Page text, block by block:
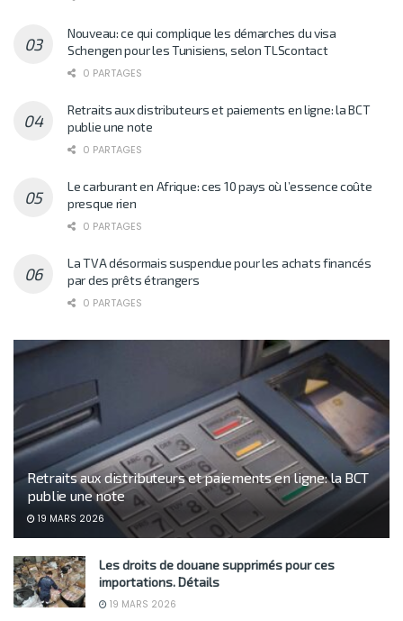
Nouveau: ce qui complique les démarches du visa
Schengen pour les Tunisiens, selon TLScontact
0 PARTAGES
Retraits aux distributeurs et paiements en ligne: la BCT
publie une note
0 PARTAGES
Le carburant en Afrique: ces 10 pays où l’essence coûte
presque rien
0 PARTAGES
La TVA désormais suspendue pour les achats financés
par des prêts étrangers
0 PARTAGES
Retraits aux distributeurs et paiements en ligne: la BCT
publie une note
19 MARS 2026
Les droits de douane supprimés pour ces
importations. Détails
19 MARS 2026